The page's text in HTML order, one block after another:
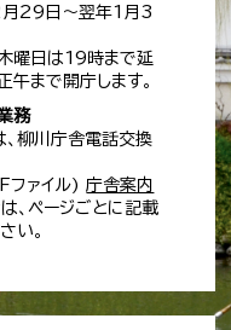
月29日～翌年1月3
曜日は19時まで延
まで開庁します。
務
柳川庁舎電話交換
ァイル)庁舎案内
、ページごとに記載
い。